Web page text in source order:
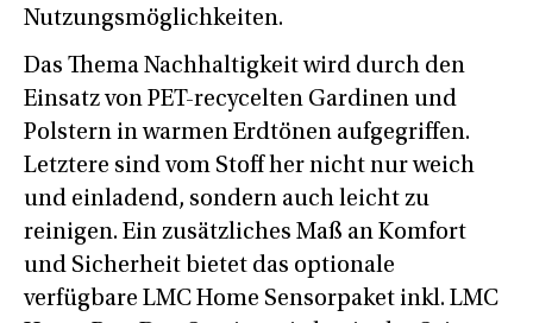
Nutzungsmöglichkeiten.
Das Thema Nachhaltigkeit wird durch den
Einsatz von PET-recycelten Gardinen und
Polstern in warmen Erdtönen aufgegriffen.
Letztere sind vom Stoff her nicht nur weich
und einladend, sondern auch leicht zu
reinigen. Ein zusätzliches Maß an Komfort
und Sicherheit bietet das optionale
verfügbare LMC Home Sensorpaket inkl. LMC